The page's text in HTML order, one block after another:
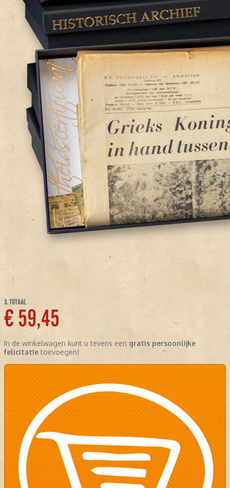
3. TOTAAL
€ 59,45
In de winkelwagen kunt u tevens een gratis persoonlijke
felicitatietoevoegen!